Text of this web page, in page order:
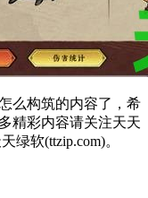
么构筑的内容了，希
精彩内容请关注天天
绿软(ttzip.com)。